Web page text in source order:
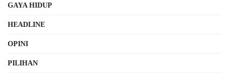
GAYA HIDUP
HEADLINE
OPINI
PILIHAN